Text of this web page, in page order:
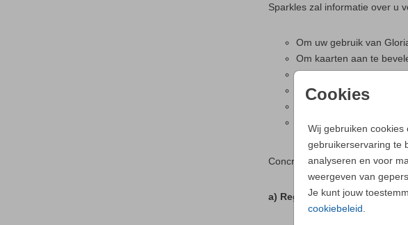
Cookies
Wij gebruiken
gebruikerservaring te
analyseren en voor
weergeven van
Je kunt jouw
cookiebeleid
Sparkles zal informatie over u
Om uw gebruik van
Om kaarten aan te
Om u persoonlijke
Om geanonimiseerde
Om informatie over u
Concreet verwerken we uw
a) Registreren voor een